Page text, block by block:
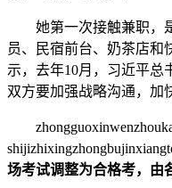
她第一次接触兼职，是
员、民宿前台、奶茶店
示，去年10月，习近平总
双方要加强战略沟通，加
场考试调整为合格考，由